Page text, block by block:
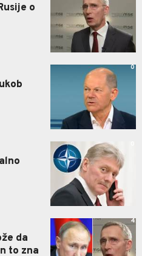
o
0
da
to zna
4